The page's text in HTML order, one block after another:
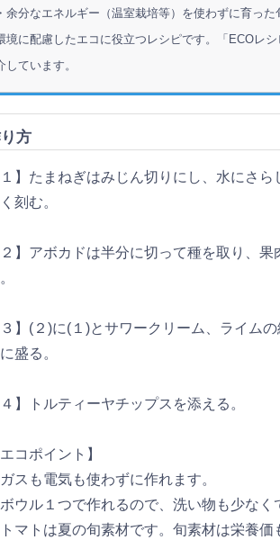
・余分なエネルギー（温室栽培等）を使わずに育った
境に配慮したエコに役立つレシピです。「ECOレ
しています。
方
１】たまねぎはみじん切りにし、水にさ
刻む。
２】アボカドは半分に切って種を取り、
３】(２)に(１)とサワークリーム、ライム
盛る。
４】トルティーヤチップスを添える。
エコポイント】
ガスも電気も使わずに作れます。
ボウル１つで作れるので、洗い物も少なく
トマトは夏の旬素材です。旬素材は栄養価